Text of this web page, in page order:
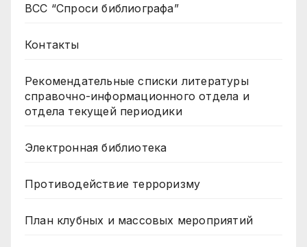
ВСС “Спроси библиографа”
Контакты
Рекомендательные списки литературы
справочно-информационного отдела и
отдела текущей периодики
Электронная библиотека
Противодействие терроризму
План клубных и массовых мероприятий